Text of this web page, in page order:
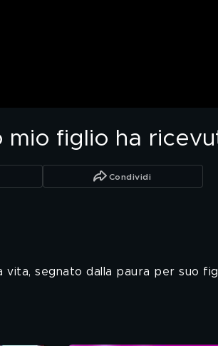
mio figlio ha
Condividi
segnato dalla paura per suo